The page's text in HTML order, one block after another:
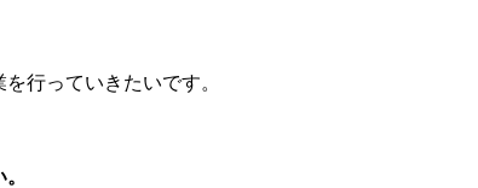
行っていきたいです。